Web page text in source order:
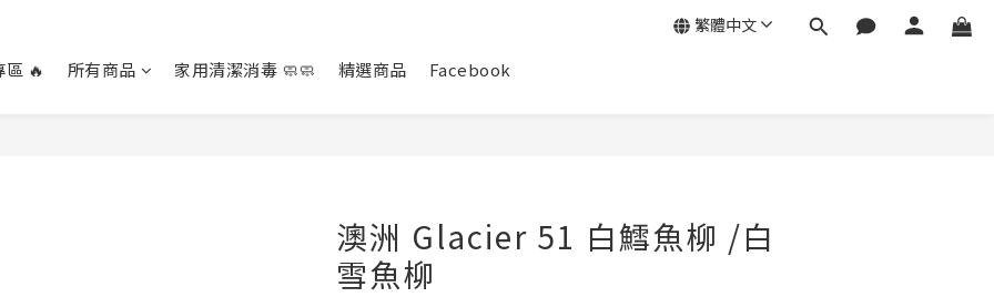
區 🔥 所有商品 家用清潔消毒 🧼🧼 精選商品 Facebook
繁體中文
澳洲 Glacier 51 白鱈魚柳 /白
雪魚柳